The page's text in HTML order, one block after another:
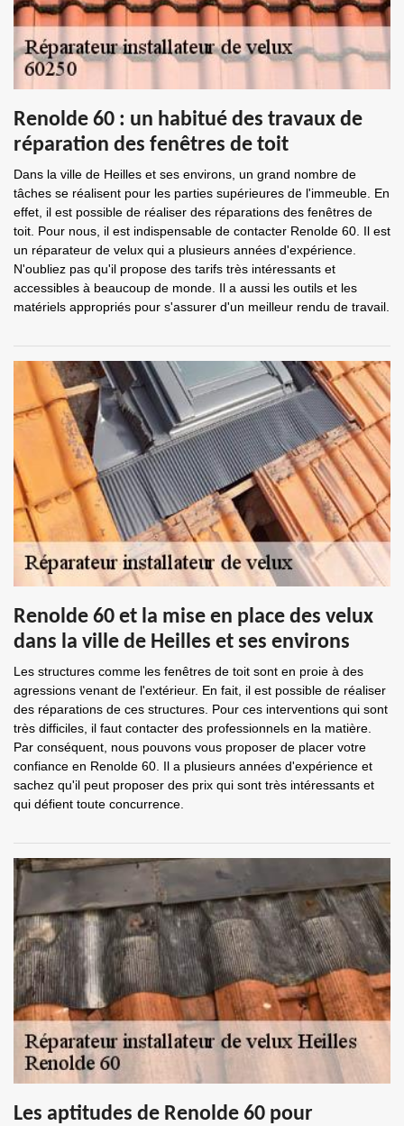
Renolde 60 : un habitué des travaux de
réparation des fenêtres de toit
Dans la ville de Heilles et ses environs, un grand nombre de
tâches se réalisent pour les parties supérieures de l'immeuble. En
effet, il est possible de réaliser des réparations des fenêtres de
toit. Pour nous, il est indispensable de contacter Renolde 60. Il est
un réparateur de velux qui a plusieurs années d'expérience.
N'oubliez pas qu'il propose des tarifs très intéressants et
accessibles à beaucoup de monde. Il a aussi les outils et les
matériels appropriés pour s'assurer d'un meilleur rendu de travail.
Renolde 60 et la mise en place des velux
dans la ville de Heilles et ses environs
Les structures comme les fenêtres de toit sont en proie à des
agressions venant de l'extérieur. En fait, il est possible de réaliser
des réparations de ces structures. Pour ces interventions qui sont
très difficiles, il faut contacter des professionnels en la matière.
Par conséquent, nous pouvons vous proposer de placer votre
confiance en Renolde 60. Il a plusieurs années d'expérience et
sachez qu'il peut proposer des prix qui sont très intéressants et
qui défient toute concurrence.
Les aptitudes de Renolde 60 pour